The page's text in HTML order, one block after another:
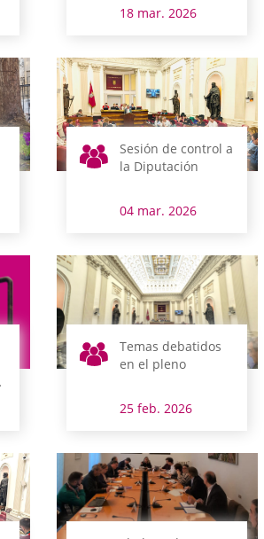
18 mar. 2026
Sesión de control a
la Diputación
04 mar. 2026
Temas debatidos
en el pleno
25 feb. 2026